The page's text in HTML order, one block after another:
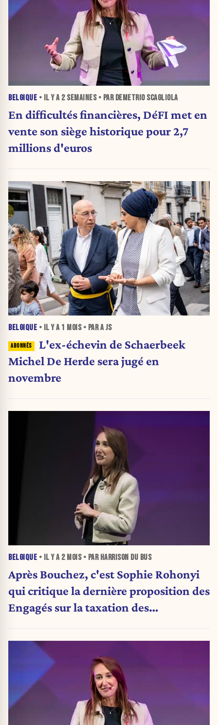
BELGIQUE • IL Y A 2 SEMAINES• PAR DEMETRIO SCAGLIOLA
En difficultés financières, DéFI met en
vente son siège historique pour 2,7
millions d'euros
BELGIQUE • IL Y A 1 MOIS• PAR A JS
L'ex-échevin de Schaerbeek
Michel De Herde sera jugé en
novembre
BELGIQUE • IL Y A 2 MOIS• PAR HARRISON DU BUS
Après Bouchez, c'est Sophie Rohonyi
qui critique la dernière proposition des
Engagés sur la taxation des